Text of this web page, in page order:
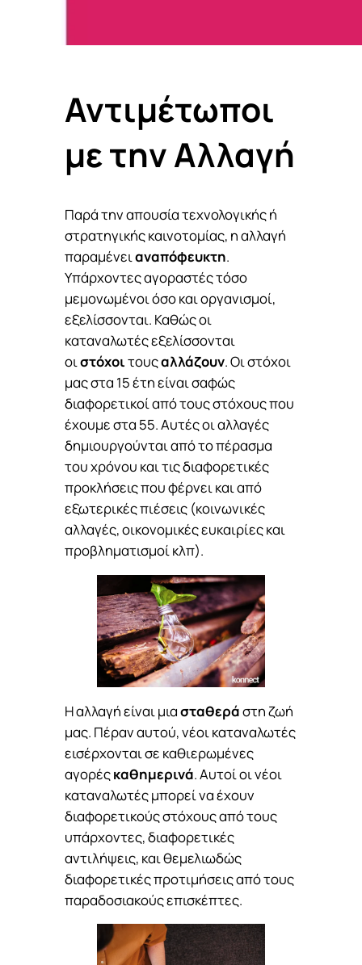
Αντιμέτωποι
με την Αλλαγή
Παρά την απουσία τεχνολογικής ή
στρατηγικής καινοτομίας, η αλλαγή
παραμένειαναπόφευκτη.
Υπάρχοντες αγοραστές τόσο
μεμονωμένοι όσο και οργανισμοί,
εξελίσσονται. Καθώς οι
καταναλωτές εξελίσσονται
οιστόχοιτουςαλλάζουν. Οι στόχοι
μας στα 15 έτη είναι σαφώς
διαφορετικοί από τους στόχους που
έχουμε στα 55. Αυτές οι αλλαγές
δημιουργούνται από το πέρασμα
του χρόνου και τις διαφορετικές
προκλήσεις που φέρνει και από
εξωτερικές πιέσεις (κοινωνικές
αλλαγές, οικονομικές ευκαιρίες και
προβληματισμοί κλπ).
Η αλλαγή είναι μιασταθεράστη ζωή
μας. Πέραν αυτού, νέοι καταναλωτές
εισέρχονται σε καθιερωμένες
αγορέςκαθημερινά. Αυτοί οι νέοι
καταναλωτές μπορεί να έχουν
διαφορετικούς στόχους από τους
υπάρχοντες, διαφορετικές
αντιλήψεις, και θεμελιωδώς
διαφορετικές προτιμήσεις από τους
παραδοσιακούς επισκέπτες.